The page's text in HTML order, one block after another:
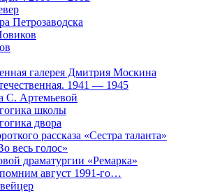
Петрозаводска
галерея Дмитрия Москина
1941 — 1945
С. Артемьевой
школы
двора
рассказа «Сестра таланта»
весь голос»
драматургии «Ремарка»
август 1991-го…